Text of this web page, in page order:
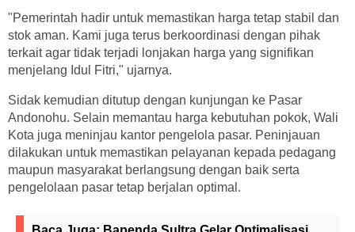
"Pemerintah hadir untuk memastikan harga tetap stabil dan
stok aman. Kami juga terus berkoordinasi dengan pihak
terkait agar tidak terjadi lonjakan harga yang signifikan
menjelang Idul Fitri," ujarnya.
Sidak kemudian ditutup dengan kunjungan ke Pasar
Andonohu. Selain memantau harga kebutuhan pokok, Wali
Kota juga meninjau kantor pengelola pasar. Peninjauan
dilakukan untuk memastikan pelayanan kepada pedagang
maupun masyarakat berlangsung dengan baik serta
pengelolaan pasar tetap berjalan optimal.